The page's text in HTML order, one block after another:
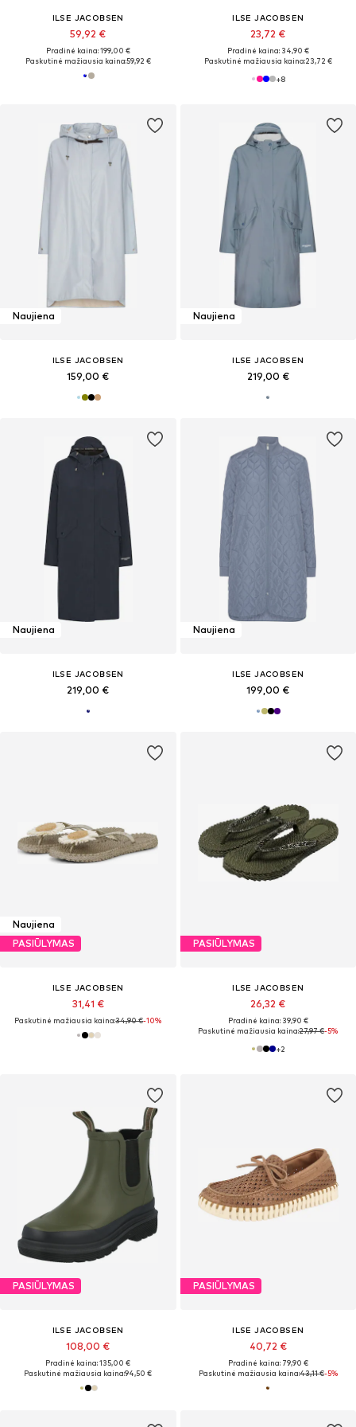
ILSE JACOBSEN
59,92 €
Pradinė kaina: 199,00 €
Paskutinė mažiausia kaina:59,92 €
ILSE JACOBSEN
23,72 €
Pradinė kaina: 34,90 €
Paskutinė mažiausia kaina:23,72 €
+8
Naujiena
ILSE JACOBSEN
159,00 €
Naujiena
ILSE JACOBSEN
219,00 €
Naujiena
ILSE JACOBSEN
219,00 €
Naujiena
ILSE JACOBSEN
199,00 €
Naujiena
PASIŪLYMAS
ILSE JACOBSEN
31,41 €
Paskutinė mažiausia kaina:34,90 €-10%
PASIŪLYMAS
ILSE JACOBSEN
26,32 €
Pradinė kaina: 39,90 €
Paskutinė mažiausia kaina:27,97 €-5%
+2
PASIŪLYMAS
ILSE JACOBSEN
108,00 €
Pradinė kaina: 135,00 €
Paskutinė mažiausia kaina:94,50 €
PASIŪLYMAS
ILSE JACOBSEN
40,72 €
Pradinė kaina: 79,90 €
Paskutinė mažiausia kaina:43,11 €-5%